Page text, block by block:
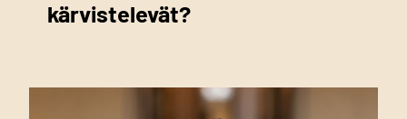
kärvistelevät?